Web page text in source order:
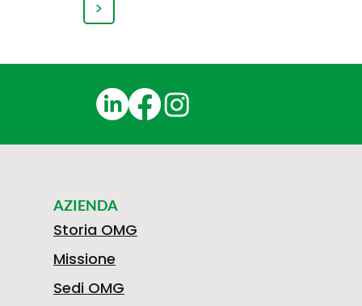
>
AZIENDA
Storia OMG
Missione
Sedi OMG